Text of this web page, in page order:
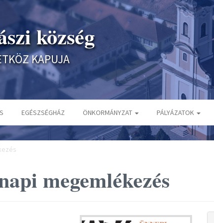
község
KAPUJA
EGÉSZSÉGHÁZ ÖNKORMÁNYZAT PÁLYÁZATOK
megemlékezés